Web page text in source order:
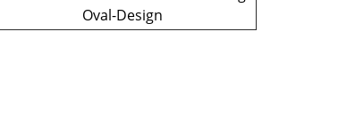
Oval-Design